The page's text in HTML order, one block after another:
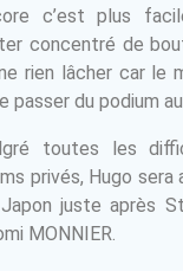
c’est plus
concentré de
rien lâcher car le
passer du podium
toutes les
privés, Hugo sera
juste après
MONNIER.